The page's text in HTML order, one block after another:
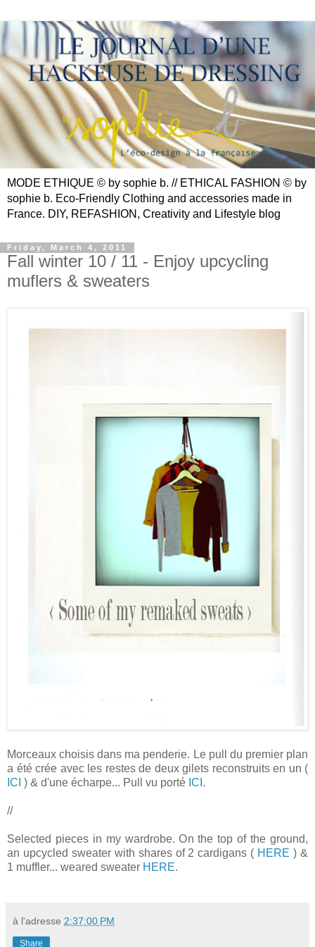
MODE ETHIQUE © by sophie b. // ETHICAL FASHION © by
sophie b. Eco-Friendly Clothing and accessories made in
France. DIY, REFASHION, Creativity and Lifestyle blog
Friday, March 4, 2011
Fall winter 10 / 11 - Enjoy upcycling
muflers & sweaters
Morceaux choisis dans ma penderie . Le pull du premier plan
a été crée avec les restes de deux gilets reconstruits en un (
ICI ) & d'une écharpe... Pull vu porté ICI .
//
Selected pieces in my wardrobe. On the top of the ground,
an upcycled sweater with shares of 2 cardigans ( HERE ) &
1 muffler... weared sweater HERE.
à l'adresse 2:37:00 PM
Share